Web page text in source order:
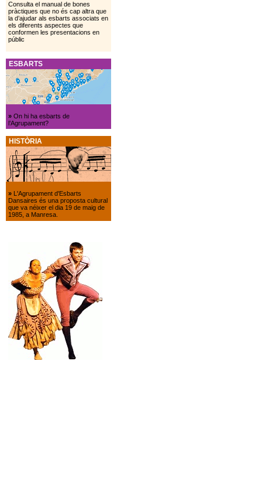
Consulta el manual de bones
pràctiques que no és cap altra que
la d’ajudar als esbarts associats en
els diferents aspectes que
conformen les presentacions en
públic
ESBARTS
»On hi ha esbarts de
l’Agrupament?
HISTÒRIA
» L'Agrupament d'Esbarts
Dansaires és una proposta cultural
que va néixer el dia 19 de maig de
1985, a Manresa.